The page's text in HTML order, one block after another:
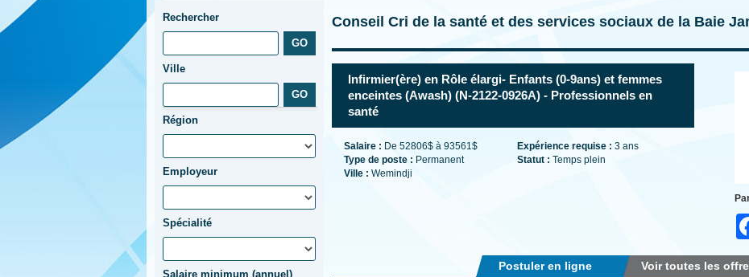
Rechercher
Ville
Région
Employeur
Spécialité
Salaire minimum (annuel)
Conseil Cri de la santé et des services sociaux de la Baie
Infirmier(ère) en Rôle élargi- Enfants (0-9ans) et femmes
enceintes (Awash) (N-2122-0926A) - Professionnels en
santé
Salaire : De 52806$ à 93561$
Type de poste : Permanent
Ville : Wemindji
Expérience requise : 3 ans
Statut : Temps plein
Voir toutes les
Postuler en ligne